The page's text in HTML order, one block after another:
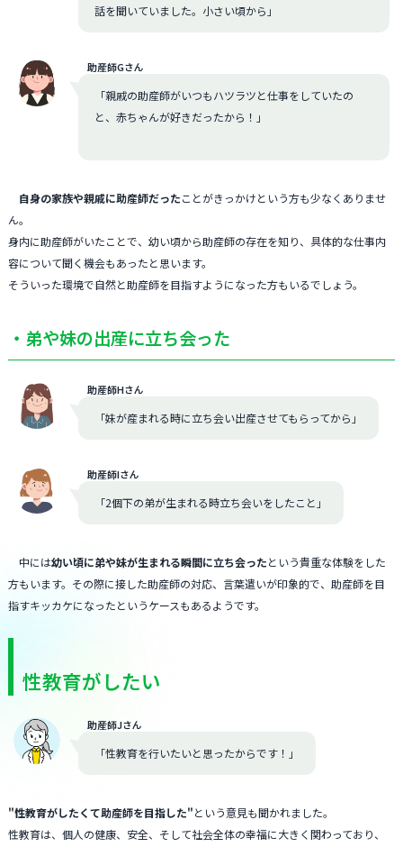
話を聞いていました。小さい頃から」
助産師Gさん
「親戚の助産師がいつもハツラツと仕事をしていたの
と、赤ちゃんが好きだったから！」
自身の家族や親戚に助産師だったことがきっかけという方も少なくありませ
ん。
身内に助産師がいたことで、幼い頃から助産師の存在を知り、具体的な仕事内
容について聞く機会もあったと思います。
そういった環境で自然と助産師を目指すようになった方もいるでしょう。
・弟や妹の出産に立ち会った
助産師Hさん
「妹が産まれる時に立ち会い出産させてもらってから」
助産師Iさん
「2個下の弟が生まれる時立ち会いをしたこと」
中には幼い頃に弟や妹が生まれる瞬間に立ち会ったという貴重な体験をした
方もいます。その際に接した助産師の対応、言葉遣いが印象的で、助産師を目
指すキッカケになったというケースもあるようです。
性教育がしたい
助産師Jさん
「性教育を行いたいと思ったからです！」
"性教育がしたくて助産師を目指した"という意見も聞かれました。
性教育は、個人の健康、安全、そして社会全体の幸福に大きく関わっており、